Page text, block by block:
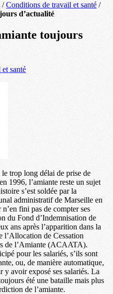
/Conditions de travail et santé /
d’actualité
toujours
santé
trop long délai de prise de
1996, l’amiante reste un sujet
s’est soldée par la
administratif de Marseille en
fini pas de compter ses
du Fond d’Indemnisation de
ans après l’apparition dans la
l’Allocation de Cessation
de l’Amiante (ACAATA).
pour les salariés, s’ils sont
ou, de manière automatique,
y avoir exposé ses salariés. La
été une bataille mais plus
de l’amiante.